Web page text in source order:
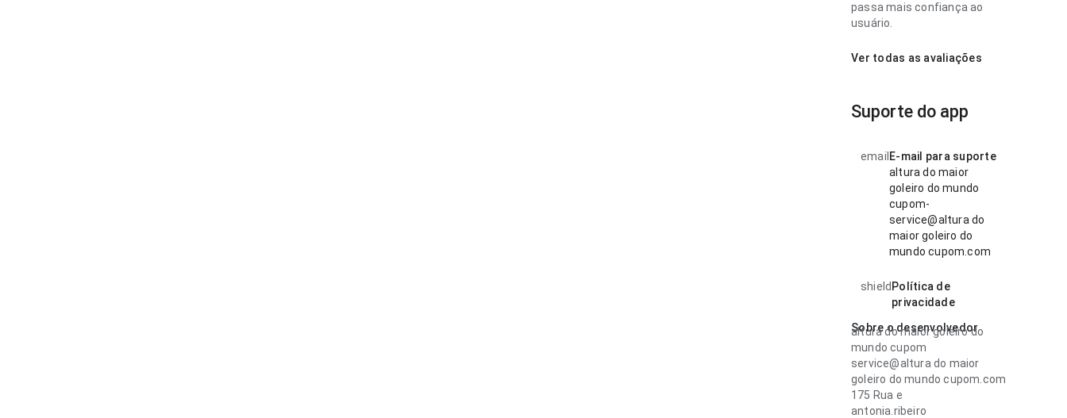
passa mais confiança ao
usuário.
Ver todas as avaliações
Suporte do app
email E-mail para suporte
altura do maior
goleiro do mundo
cupom-
service@altura do
maior goleiro do
mundo cupom.com
shield Política de
privacidade
Sobre o desenvolvedor
altura do maior goleiro do
mundo cupom
service@altura do maior
goleiro do mundo cupom.com
175 Rua e
antonia.ribeiro